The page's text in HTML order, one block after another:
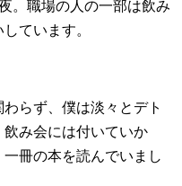
。職場の人の一部は飲み
ています。
らず、僕は淡々とデト
み会には付いていか
冊の本を読んでいまし